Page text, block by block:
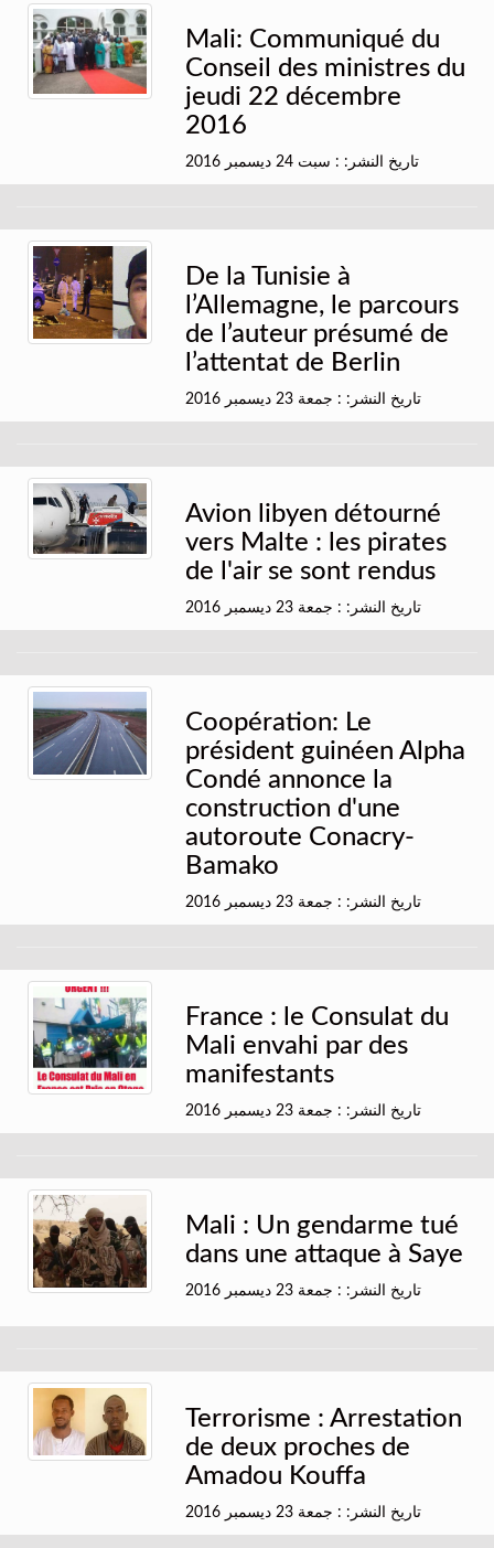
Mali: Communiqué du
Conseil des ministres du
jeudi 22 décembre
2016
تاريخ النشر: : سبت 24 ديسمبر 2016
De la Tunisie à
l’Allemagne, le parcours
de l’auteur présumé de
l’attentat de Berlin
تاريخ النشر: : جمعة 23 ديسمبر 2016
Avion libyen détourné
vers Malte : les pirates
de l'air se sont rendus
تاريخ النشر: : جمعة 23 ديسمبر 2016
Coopération: Le
président guinéen Alpha
Condé annonce la
construction d'une
autoroute Conacry-
Bamako
تاريخ النشر: : جمعة 23 ديسمبر 2016
France : le Consulat du
Mali envahi par des
manifestants
تاريخ النشر: : جمعة 23 ديسمبر 2016
Mali : Un gendarme tué
dans une attaque à Saye
تاريخ النشر: : جمعة 23 ديسمبر 2016
Terrorisme : Arrestation
de deux proches de
Amadou Kouffa
تاريخ النشر: : جمعة 23 ديسمبر 2016